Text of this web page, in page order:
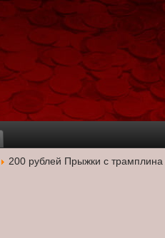
200 рублей Прыжки с трамплина